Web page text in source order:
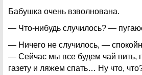
Бабушка очень взволнована.
— Что-нибудь случилось? —
— Ничего не случилось, —
— Сейчас мы все будем чай пить,
газету и ляжем спать… Ну что,